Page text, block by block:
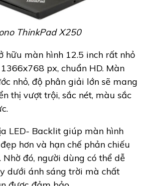
ThinkPad X250
hữu màn hình 12.5 inch rất nhỏ
px, chuẩn HD. Màn
nhỏ, độ phân giải lớn sẽ mang
thị vượt trội, sắc nét, màu sắc
LED- Backlit giúp màn hình
hơn và hạn chế phản chiếu
đó, người dùng có thể dễ
dưới ánh sáng trời mà chất